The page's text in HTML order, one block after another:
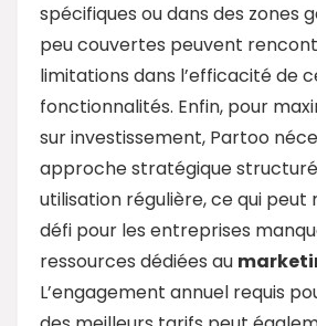
spécifiques ou dans des zones
peu couvertes peuvent
limitations dans l’efficacité de
fonctionnalités. Enfin, pour
sur investissement, Partoo
approche stratégique
utilisation régulière, ce qui
défi pour les entreprises
ressources dédiées au
L’engagement annuel requis